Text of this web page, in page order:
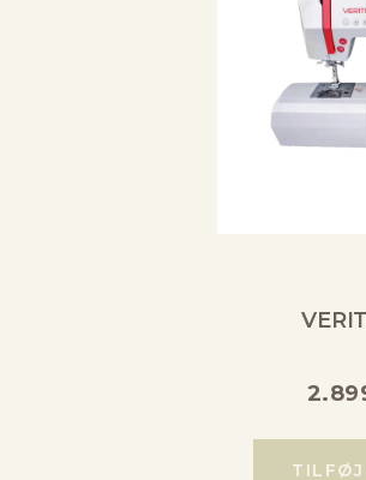
TILFØJ